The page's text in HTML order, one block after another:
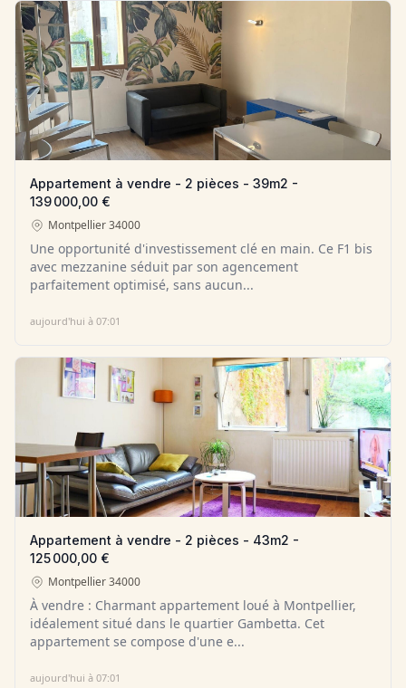
Appartement à vendre - 2 pièces - 39m2 -
139 000,00 €
Montpellier34000
Une opportunité d'investissement clé en main. Ce F1 bis
avec mezzanine séduit par son agencement
parfaitement optimisé, sans aucun...
aujourd'hui à 07:01
Appartement à vendre - 2 pièces - 43m2 -
125 000,00 €
Montpellier34000
À vendre : Charmant appartement loué à Montpellier,
idéalement situé dans le quartier Gambetta. Cet
appartement se compose d'une e...
aujourd'hui à 07:01